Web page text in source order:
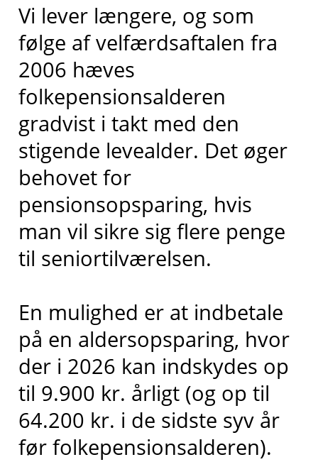
Vi lever længere, og som
følge af velfærdsaftalen fra
2006 hæves
folkepensionsalderen
gradvist i takt med den
stigende levealder. Det øger
behovet for
pensionsopsparing, hvis
man vil sikre sig flere penge
til seniortilværelsen.
En mulighed er at indbetale
på en aldersopsparing, hvor
der i 2026 kan indskydes op
til 9.900 kr. årligt (og op til
64.200 kr. i de sidste syv år
før folkepensionsalderen).